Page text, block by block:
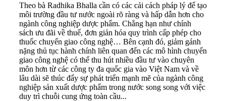
Theo bà Radhika Bhalla cần có các cải cách pháp lý để tạo
môi trường đầu tư nước ngoài rõ ràng và hấp dẫn hơn cho
ngành công nghiệp dược phẩm. Chẳng hạn như chính
sách ưu đãi về thuế, đơn giản hóa quy trình cấp phép cho
thuốc chuyển giao công nghệ… Bên cạnh đó, giảm gánh
nặng thủ tục hành chính liên quan đến các mô hình chuyển
giao công nghệ có thể thu hút nhiều đầu tư vào chuyên
môn hơn từ các công ty đa quốc gia vào Việt Nam và về
lâu dài sẽ thúc đẩy sự phát triển mạnh mẽ của ngành công
nghiệp sản xuất dược phẩm trong nước song song với việc
duy trì chuỗi cung ứng toàn cầu...